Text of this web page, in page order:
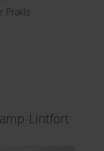
Praxis
Lintfort